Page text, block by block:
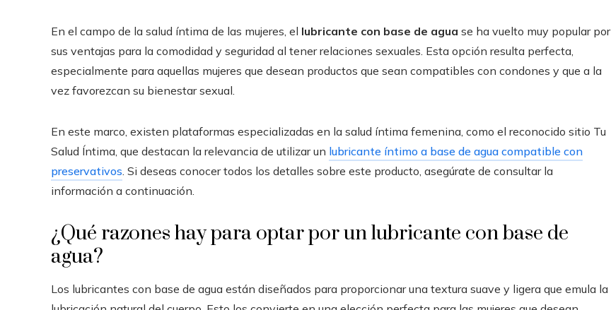
En el campo de la salud íntima de las mujeres, el lubricante con base de agua se ha vuelto muy popular por
sus ventajas para la comodidad y seguridad al tener relaciones sexuales. Esta opción resulta perfecta,
especialmente para aquellas mujeres que desean productos que sean compatibles con condones y que a la
vez favorezcan su bienestar sexual.
En este marco, existen plataformas especializadas en la salud íntima femenina, como el reconocido sitio Tu
Salud Íntima, que destacan la relevancia de utilizar un lubricante íntimo a base de agua compatible con
preservativos. Si deseas conocer todos los detalles sobre este producto, asegúrate de consultar la
información a continuación.
¿Qué razones hay para optar por un lubricante con base de
agua?
Los lubricantes con base de agua están diseñados para proporcionar una textura suave y ligera que emula la